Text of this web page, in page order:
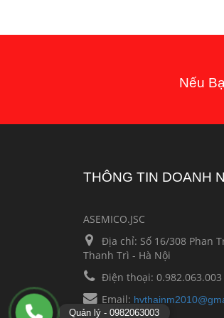
Nếu
THÔNG TIN DOANH
ASEMICO.JSC
Địa chỉ: Số 16/308 Phan
Thanh Trì - Hà Nội
Điện thoại:
Email:
Quản lý - 0982063003